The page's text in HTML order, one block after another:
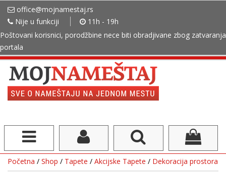
office@mojnamestaj.rs
Nije u funkciji
11h - 19h
Poštovani korisnici, porodžbine nece biti obradjivane zbog zatvaranja
portala
Početna / Shop / Tapete / Akcijske Tapete / Dekoracija prostora